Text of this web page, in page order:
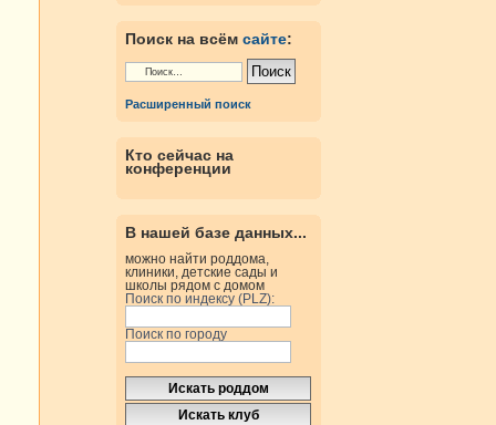
Поиск на всём сайте:
Расширенный поиск
Кто сейчас на
конференции
В нашей базе данных...
можно найти роддома,
клиники, детские сады и
школы рядом с домом
Поиск по индексу (PLZ):
Поиск по городу